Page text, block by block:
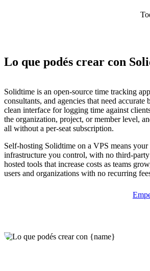
Lo que podés crear con
Solidtime is an open-source time tracking
consultants, and agencies that need
clean interface for logging time against
the organization, project, or member level,
all without a per-seat subscription.
Self-hosting Solidtime on a VPS means
infrastructure you control, with no third-
hosted tools that increase costs as teams
users and organizations with no recurring